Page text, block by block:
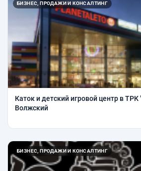
БИЗНЕС, ПРОДАЖИ И КОНСАЛТИНГ
Каток и детский игровой центр в ТРК
Волжский
БИЗНЕС, ПРОДАЖИ И КОНСАЛТИНГ